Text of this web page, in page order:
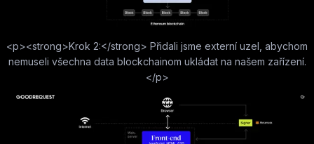
<p><strong>Krok 2:</strong> Přidali jsme externí uzel, abychom
nemuseli všechna data blockchainom ukládat na našem zařízení.
</p>